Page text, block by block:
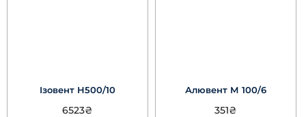
Ізовент Н500/10
6523₴
Алювент М 100/6
351₴